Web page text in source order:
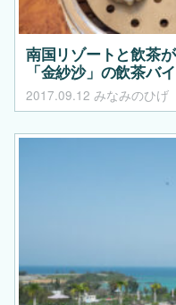
南国リゾートと飲茶
「金紗沙」の飲茶バ
2017.09.12 みなみのひげ